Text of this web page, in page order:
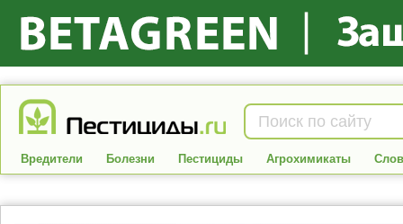
Вредители Болезни Пестициды Агрохимикаты